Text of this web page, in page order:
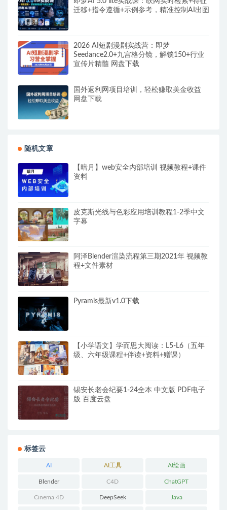
迁移+指令遵循+示例参考，精准控制AI出图
2026 AI短剧漫剧实战营：即梦
Seedance2.0+九宫格分镜，解锁150+行业
宣传片精髓 网盘下载
国外返利网项目培训，轻松赚取美金收益
网盘下载
随机文章
【暗月】web安全内部培训 视频教程+课件
资料
皮克斯光线与色彩应用培训教程1-2季中文
字幕
阿泽Blender渲染流程第三期2021年 视频教
程+文件素材
Pyramis最新v1.0下载
【小学语文】学而思大阅读：L5-L6（五年
级、六年级课程+伴读+资料+赠课）
锡安长老会纪要1-24全本 中文版 PDF电子
版 百度云盘
标签云
AI AI工具 AI绘画
Blender C4D ChatGPT
Cinema 4D DeepSeek Java